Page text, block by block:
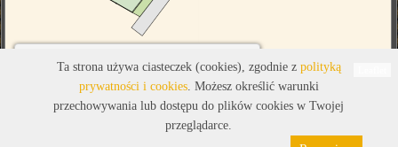
Ta strona używa ciasteczek (cookies), zgodnie z polityką
prywatności i cookies. Możesz określić warunki
przechowywania lub dostępu do plików cookies w Twojej
przeglądarce.